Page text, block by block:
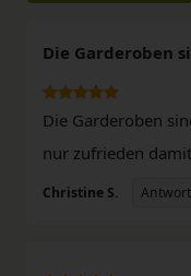
Die Garderoben
Die Garderoben
nur zufrieden
Christine S.